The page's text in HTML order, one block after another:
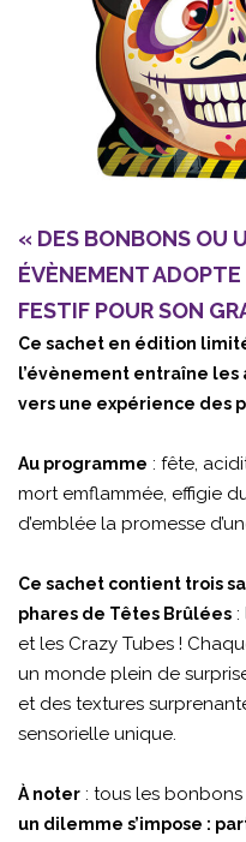
« DES BONBONS OU
ÉVÈNEMENT
FESTIF POUR SON
Ce sachet en édition
l’évènement entraîne
vers une expérience des
Au programme : fête,
mort emflammée, effigie
d’emblée la promesse
Ce sachet contient trois
phares de Têtes Brûlées :
et les Crazy Tubes !
un monde plein de
et des textures
sensorielle unique.
À noter : tous les
un dilemme s’impose :